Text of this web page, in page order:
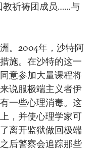
教祈祷团成员……与
。2004年，沙特阿
施。在沙特的这一
意参加大量课程将
说服极端主义者伊
一些心理消毒。这
，并使心理学家可
离开监狱做回极端
后警察会追踪那些